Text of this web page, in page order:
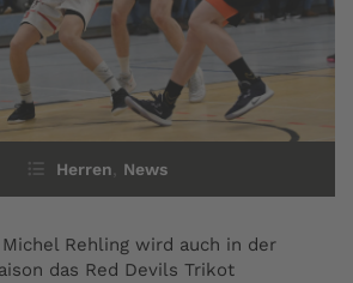
Herren News
Rehling wird auch in der
das Red Devils Trikot